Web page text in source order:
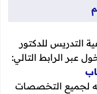
التدريس للدكتور
عبر الرابط التالي:
لجميع التخصصات